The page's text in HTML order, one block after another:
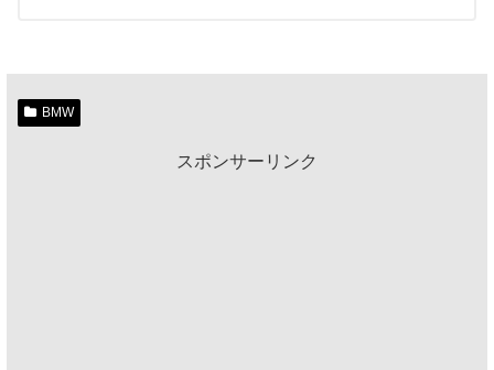
BMW
スポンサーリンク